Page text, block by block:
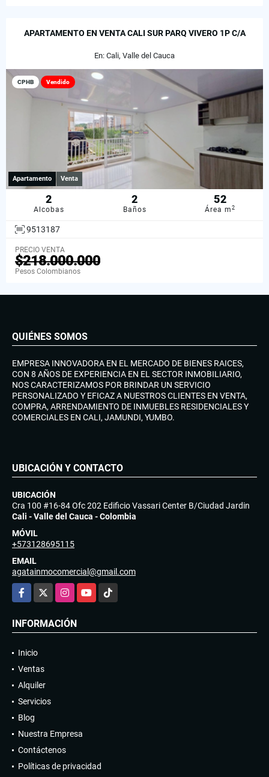
APARTAMENTO EN VENTA CALI SUR PARQ VIVERO 1P C/A
En: Cali, Valle del Cauca
CPHB Vendido
Apartamento Venta
2
Alcobas
2
Baños
52
Área m2
9513187
PRECIO VENTA
$218.000.000
Pesos Colombianos
QUIÉNES SOMOS
EMPRESA INNOVADORA EN EL MERCADO DE BIENES RAICES,
CON 8 AÑOS DE EXPERIENCIA EN EL SECTOR INMOBILIARIO,
NOS CARACTERIZAMOS POR BRINDAR UN SERVICIO
PERSONALIZADO Y EFICAZ A NUESTROS CLIENTES EN VENTA,
COMPRA, ARRENDAMIENTO DE INMUEBLES RESIDENCIALES Y
COMERCIALES EN CALI, JAMUNDI, YUMBO.
UBICACIÓN Y CONTACTO
UBICACIÓN
Cra 100 #16-84 Ofc 202 Edificio Vassari Center B/Ciudad Jardin
Cali - Valle del Cauca - Colombia
MÓVIL
+573128695115
EMAIL
agatainmocomercial@gmail.com
Facebook
InstagramYouTubeTikTok
INFORMACIÓN
Inicio
Ventas
Alquiler
Servicios
Blog
Nuestra Empresa
Contáctenos
Políticas de privacidad